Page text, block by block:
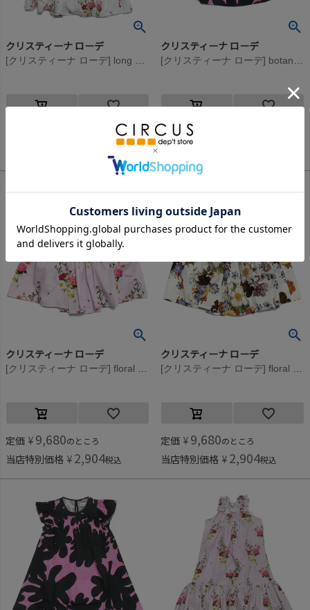
クリスティーナ ローデ
[クリスティーナ ローデ] long white floral ドレス ホワイト(004)
クリスティーナ ローデ
[クリスティーナ ローデ] botanical スカート ピンク(015)
定価 ¥9,680
クリスティーナ ローデ
[クリスティーナ ローデ] floral スカート ピンク(016)
定価 ¥ 9,680のところ
当店特別価格 ¥ 2,904税込
クリスティーナ ローデ
[クリスティーナ ローデ] floral スカート オフホワイト(014)
定価 ¥ 9,680のところ
当店特別価格 ¥ 2,904税込